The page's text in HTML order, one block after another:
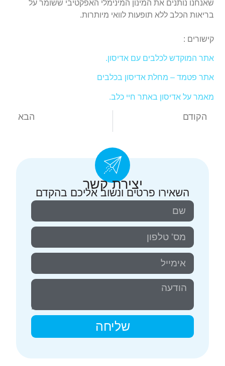
יצירת קשר
השאירו פרטים ונשוב אליכם בהקדם
שליחה
שאנחנו נותנים את המינון המינימלי האפקטיבי ששומר על
בריאות הכלב ללא תופעות לוואי מיותרות.
קישורים :
אתר המוקדש לכלבים עם אדיסון.
אתר פטמד – מחלת אדיסון בכלבים
מאמר על אדיסון באתר חיי כלב.
הקודם הבא